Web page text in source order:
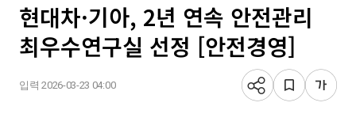
현대차·기아, 2년 연속 안전관리
최우수연구실 선정 [안전경영]
입력 2026-03-23 04:00